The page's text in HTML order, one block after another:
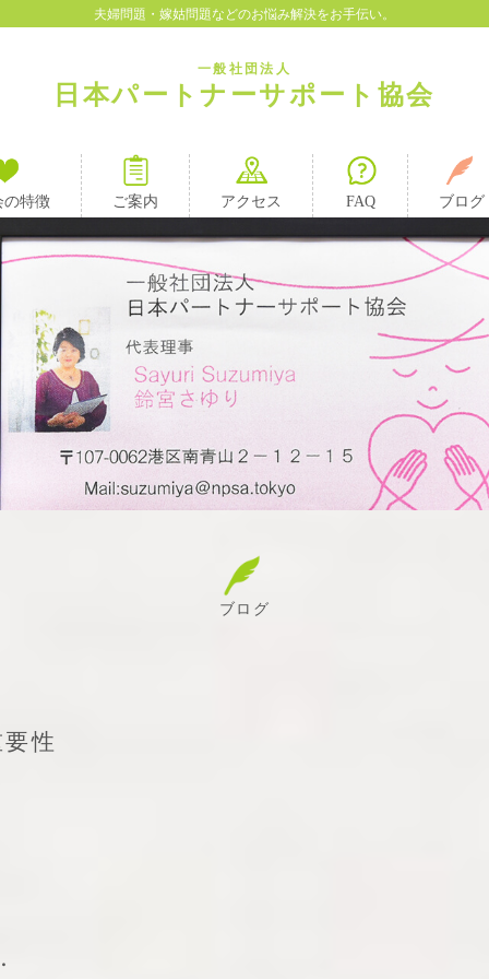
夫婦問題・嫁姑問題などのお悩み解決をお手伝い。
一般社団法人
日本パートナーサポート協会
の特徴 ご案内 アクセス FAQ ブログ
ブログ
性